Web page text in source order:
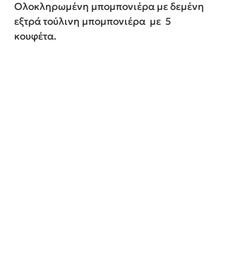
Ολοκληρωμένη μπομπονιέρα με δεμένη
εξτρά τούλινη μπομπονιέρα με 5
κουφέτα.